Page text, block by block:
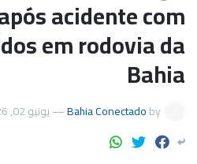
acidente com
em rodovia da
Bahia
by
Bahia Conectado
—يونيو 02, 2026